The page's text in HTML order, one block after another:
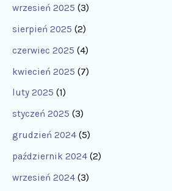
wrzesień 2025 (3)
sierpień 2025 (2)
czerwiec 2025 (4)
kwiecień 2025 (7)
luty 2025 (1)
styczeń 2025 (3)
grudzień 2024 (5)
październik 2024 (2)
wrzesień 2024 (3)